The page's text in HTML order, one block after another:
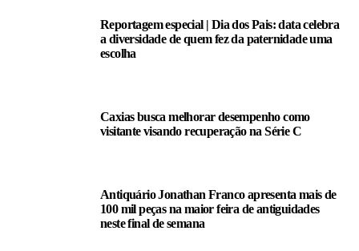
Reportagem especial | Dia dos Pais: data celebra
a diversidade de quem fez da paternidade uma
escolha
Caxias busca melhorar desempenho como
visitante visando recuperação na Série C
Antiquário Jonathan Franco apresenta mais de
100 mil peças na maior feira de antiguidades
neste final de semana